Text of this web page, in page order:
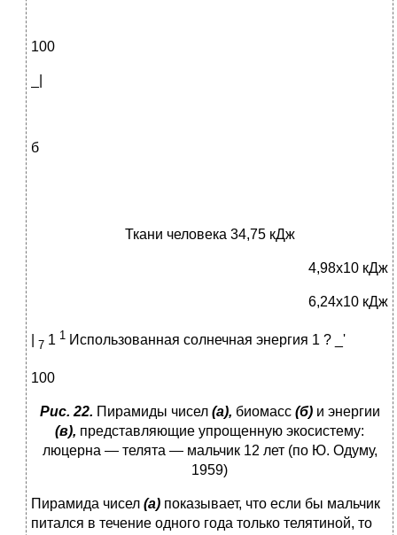
100
б
Ткани человека 34,75 кДж
4,98x10 кДж
6,24x10 кДж
7 1 1 Использованная солнечная энергия 1 ? _'
100
Рис. 22. Пирамиды чисел (а), биомасс (б)и энергии
(в), представляющие упрощенную экосистему:
люцерна — телята — маль­чик 12 лет (по Ю. Одуму,
1959)
Пирамида чисел (а) показывает, что если бы мальчик
питался в течение одного года только телятиной, то